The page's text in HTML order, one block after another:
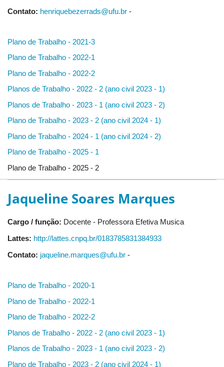
Contato: henriquebezerrads@ufu.br -
Plano de Trabalho - 2021-3
Plano de Trabalho - 2022-1
Plano de Trabalho - 2022-2
Planos de Trabalho - 2022 - 2 (ano civil 2023 - 1)
Planos de Trabalho - 2023 - 1 (ano civil 2023 - 2)
Plano de Trabalho - 2023 - 2 (ano civil 2024 - 1)
Plano de Trabalho - 2024 - 1 (ano civil 2024 - 2)
Plano de Trabalho - 2025 - 1
Plano de Trabalho - 2025 - 2
Jaqueline Soares Marques
Cargo / função: Docente - Professora Efetiva Musica
Lattes: http://lattes.cnpq.br/0183785831384933
Contato: jaqueline.marques@ufu.br -
Plano de Trabalho - 2020-1
Plano de Trabalho - 2022-1
Plano de Trabalho - 2022-2
Planos de Trabalho - 2022 - 2 (ano civil 2023 - 1)
Planos de Trabalho - 2023 - 1 (ano civil 2023 - 2)
Plano de Trabalho - 2023 - 2 (ano civil 2024 - 1)